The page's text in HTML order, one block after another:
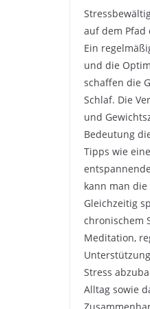
auf dem Pfad
Ein
und die
schaffen die
Schlaf. Die
und
Bedeutung
Tipps wie
kann man
Gleichzeitig
chronischem
Meditation,
Stress
Alltag sowie